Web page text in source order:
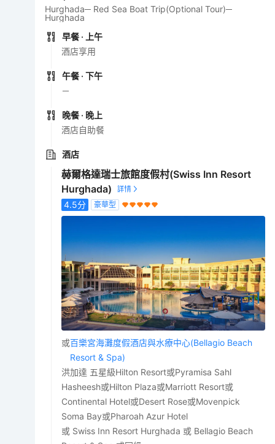
Hurghada─ Red Sea Boat Trip(Optional Tour)─
Hurghada
早餐 · 上午
酒店享用
午餐 · 下午
－
晚餐 · 晚上
酒店自助餐
酒店
赫爾格達瑞士旅館度假村(Swiss Inn Resort
Hurghada)
4.5分 豪華型
或百樂宮海灘度假酒店與水療中心(Bellagio Beach
Resort & Spa)
洪加達 五星級Hilton Resort或Pyramisa Sahl
Hasheesh或Hilton Plaza或Marriott Resort或
Continental Hotel或Desert Rose或Movenpick
Soma Bay或Pharoah Azur Hotel
或 Swiss Inn Resort Hurghada 或 Bellagio Beach